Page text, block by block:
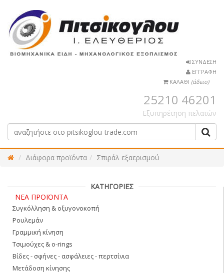
ΣΥΝΔΕΣΗ
ΕΓΓΡΑΦΗ
ΚΑΛΑΘΙ (άδειο)
25210 46201
Εξυπηρέτηση πελατών
Διάφορα προϊόντα Σπιράλ εξαερισμού
ΚΑΤΗΓΟΡΙΕΣ
ΝΕΑ ΠΡΟΪΟΝΤΑ
Συγκόλληση & οξυγονοκοπή
Ρουλεμάν
Γραμμική κίνηση
Τσιμούχες & o-rings
Βίδες - σφήνες - ασφάλειες - περτσίνια
Μετάδοση κίνησης